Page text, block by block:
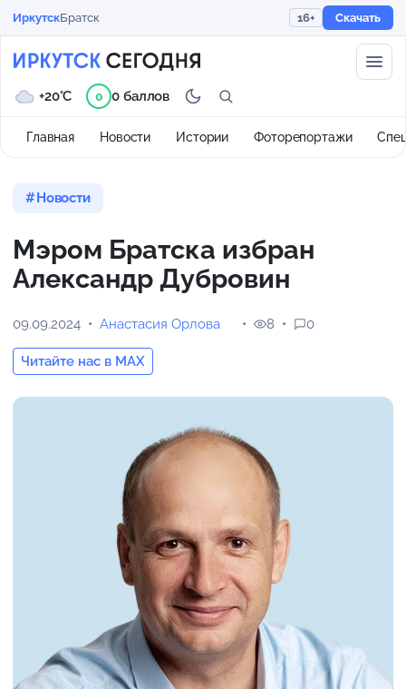
ИркутскБратск 16+ Скачать
Главная Новости Истории Фоторепортажи
+20°C 0 0 баллов
Новости
Мэром Братска избран
Александр Дубровин
09.09.2024 Анастасия Орлова
Читайте нас в MAX
8 0